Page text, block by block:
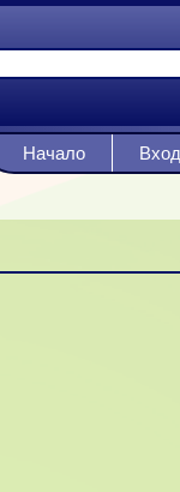
Начало Вход